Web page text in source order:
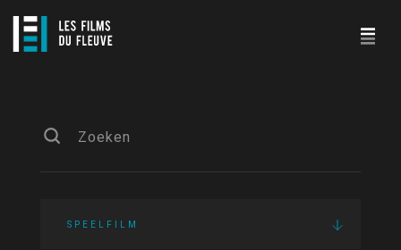
SPEELFILM